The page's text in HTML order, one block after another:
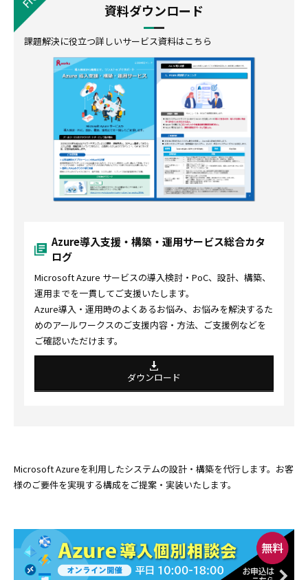
資料ダウンロード
課題解決に役立つ詳しいサービス資料はこちら
Azure導入支援・構築・運用サービス総合カタ
ログ
Microsoft Azure サービスの導入検討・PoC、設計、構築、
運用までを一貫してご支援いたします。
Azure導入・運用時のよくあるお悩み、お悩みを解決するた
めのアールワークスのご支援内容・方法、ご支援例などを
ご確認いただけます。
ダウンロード
Microsoft Azureを利用したシステムの設計・構築を代行します。お客
様のご要件を実現する構成をご提案・実装いたします。